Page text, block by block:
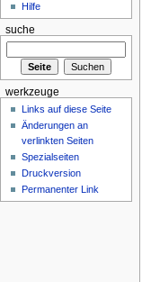
Hilfe
suche
werkzeuge
Links auf diese Seite
Änderungen an
verlinkten Seiten
Spezialseiten
Druckversion
Permanenter Link